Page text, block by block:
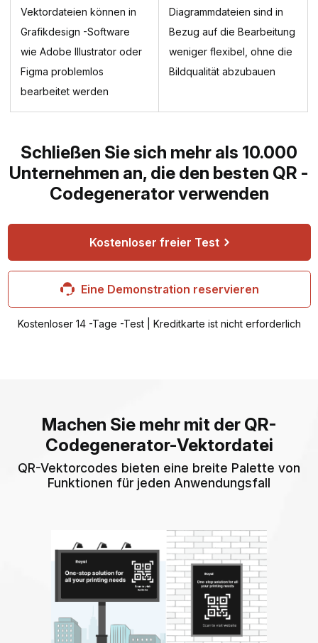
Vektordateien können in
Grafikdesign -Software
wie Adobe Illustrator oder
Figma problemlos
bearbeitet werden
Diagrammdateien sind in
Bezug auf die Bearbeitung
weniger flexibel, ohne die
Bildqualität abzubauen
Schließen Sie sich mehr als 10.000
Unternehmen an, die den besten QR -
Codegenerator verwenden
Kostenloser freier Test
Eine Demonstration reservieren
Kostenloser 14 -Tage -Test | Kreditkarte ist nicht erforderlich
Machen Sie mehr mit der QR-
Codegenerator-Vektordatei
QR-Vektorcodes bieten eine breite Palette von
Funktionen für jeden Anwendungsfall